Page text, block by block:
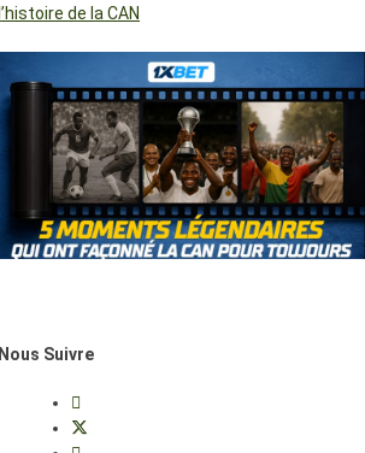
l’histoire de la CAN
Nous Suivre